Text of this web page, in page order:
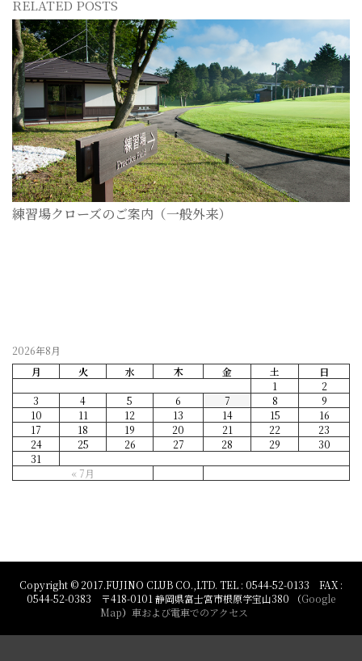
RELATED POSTS
練習場クローズのご案内（一般外来）
2026年8月
月
火 水 木 金 土 日
« 7月
1
2
3
4 5 6 7 8
9
10
11 12 13 14 15
16
17
18 19 20 21 22
23
24
25 26 27 28 29
30
31
Copyright © 2017.FUJINO CLUB CO.,LTD. TEL : 0544-52-0133 FAX :
0544-52-0383 〒418-0101 静岡県富士宮市根原字宝山380 （Google
Map） 車および電車でのアクセス